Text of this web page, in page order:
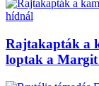
Rajtakapták a
loptak a